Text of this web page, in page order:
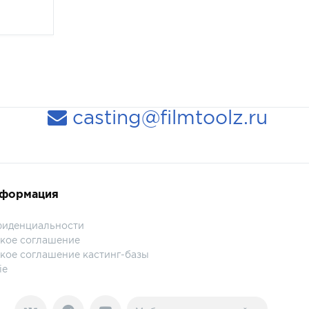
casting@filmtoolz.ru
соглашение
соглашение кастинг-базы